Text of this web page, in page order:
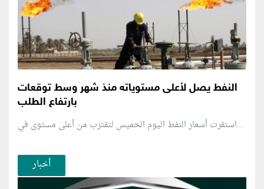
النفط يصل لأعلى مستوياته منذ شهر وسط توقعات
بارتفاع الطلب
استقرت أسعار النفط اليوم الخميس لتقترب من أعلى مستوى في...
أخبار